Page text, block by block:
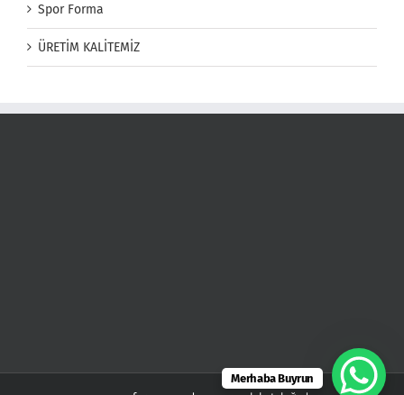
Spor Forma
ÜRETİM KALİTEMİZ
Merhaba Buyrun